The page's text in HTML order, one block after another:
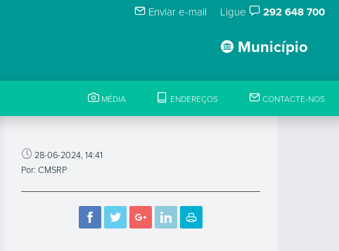
Enviar e-mail Ligue 292 648 700
Município
MÉDIA ENDEREÇOS CONTACTE-NOS
28-06-2024, 14:41
Por: CMSRP